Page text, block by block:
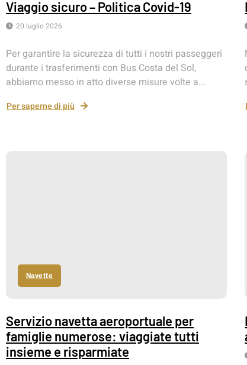
Viaggio sicuro – Politica Covid-19
20 luglio 2026
Per garantire la sicurezza di tutti i nostri passeggeri
durante i trasferimenti con Bus Costa del Sol,
abbiamo messo in atto diverse misure volte a...
Per saperne di più
Navette
Servizio navetta aeroportuale per
famiglie numerose: viaggiate tutti
insieme e risparmiate